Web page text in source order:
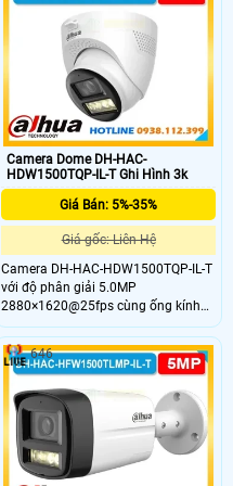
hợp hồng ngoại và ánh sáng ấm
giúp ghi hình ổn định trong nhiều
điều kiện môi trường phù hợp lắp
đặt ngoài trời
Camera Dome DH-HAC-
HDW1500TQP-IL-T Ghi Hình 3k
Giá Bán: 5%-35%
Giá gốc: Liên Hệ
Camera DH-HAC-HDW1500TQP-IL-T
với độ phân giải 5.0MP
2880×1620@25fps cùng ống kính
góc rộng 113.3° cho ra hình ảnh
bao quát sắc nét. Hỗ trợ 4 chế độ
CVI/TVI/AHD/Analog, tầm nhìn đêm
40m với đèn LED kép thông minh,
tích hợp mic và loa đàm thoại 2
chiều, thiết kế chống nước bụi IP67,
hoạt động bền bỉ từ –40 °C đến +60
°C.
646